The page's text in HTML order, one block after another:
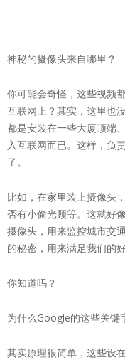
神秘的摄像头来自哪里？
你可能会奇怪，这些视频
互联网上？其实，这里也
都是安装在一些大厦顶端
入互联网而已。这样，负
了。
比如，在家里装上摄像头
否有小偷光顾等。这就好
摄像头，用来监控城市交
的秘密，用来满足我们的
你知道吗？
为什么Google的这些关键
其实原理很简单，这些设